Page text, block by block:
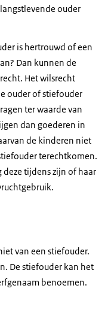
ouder
is hertrouwd of een
Dan kunnen de
Het wilsrecht
ouder of stiefouder
ter waarde van
dan goederen in
de kinderen niet
terechtkomen.
tijdens zijn of haar
van een stiefouder.
De stiefouder kan het
benoemen.